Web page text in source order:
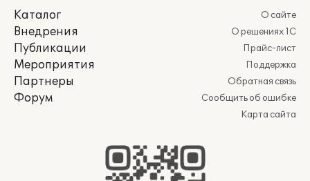
Каталог
Внедрения
Публикации
Мероприятия
Партнеры
Форум
О сайте
О решениях 1С
Прайс-лист
Поддержка
Обратная связь
Сообщить об ошибке
Карта сайта